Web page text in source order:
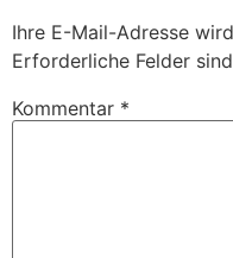
Ihre E-Mail-Adresse
Erforderliche Felder
Kommentar *